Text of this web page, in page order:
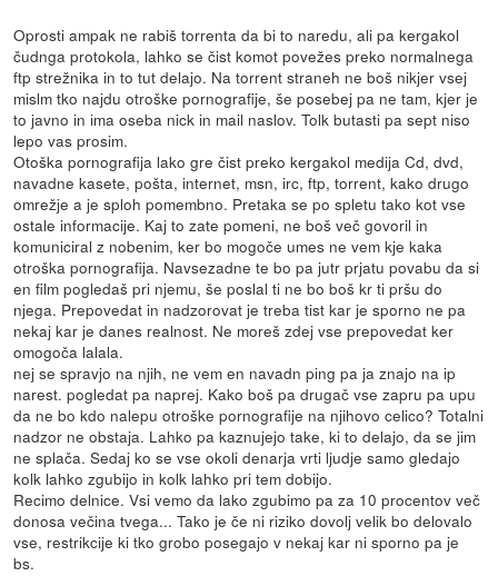
Oprosti ampak ne rabiš torrenta da bi to naredu, ali pa kergakol
čudnga protokola, lahko se čist komot povežes preko normalnega
ftp strežnika in to tut delajo. Na torrent straneh ne boš nikjer vsej
mislm tko najdu otroške pornografije, še posebej pa ne tam, kjer je
to javno in ima oseba nick in mail naslov. Tolk butasti pa sept niso
lepo vas prosim.
Otoška pornografija lako gre čist preko kergakol medija Cd, dvd,
navadne kasete, pošta, internet, msn, irc, ftp, torrent, kako drugo
omrežje a je sploh pomembno. Pretaka se po spletu tako kot vse
ostale informacije. Kaj to zate pomeni, ne boš več govoril in
komuniciral z nobenim, ker bo mogoče umes ne vem kje kaka
otroška pornografija. Navsezadne te bo pa jutr prjatu povabu da si
en film pogledaš pri njemu, še poslal ti ne bo boš kr ti pršu do
njega. Prepovedat in nadzorovat je treba tist kar je sporno ne pa
nekaj kar je danes realnost. Ne moreš zdej vse prepovedat ker
omogoča lalala.
nej se spravjo na njih, ne vem en navadn ping pa ja znajo na ip
narest. pogledat pa naprej. Kako boš pa drugač vse zapru pa upu
da ne bo kdo nalepu otroške pornografije na njihovo celico? Totalni
nadzor ne obstaja. Lahko pa kaznujejo take, ki to delajo, da se jim
ne splača. Sedaj ko se vse okoli denarja vrti ljudje samo gledajo
kolk lahko zgubijo in kolk lahko pri tem dobijo.
Recimo delnice. Vsi vemo da lako zgubimo pa za 10 procentov več
donosa večina tvega... Tako je če ni riziko dovolj velik bo delovalo
vse, restrikcije ki tko grobo posegajo v nekaj kar ni sporno pa je
bs.